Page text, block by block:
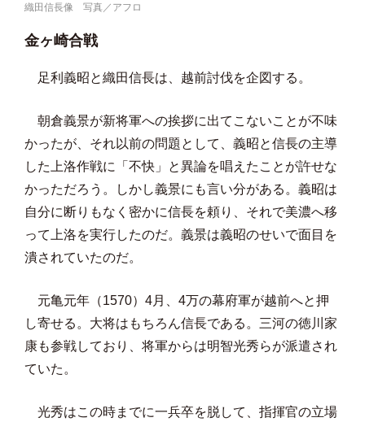
織田信長像 写真／アフロ
金ヶ崎合戦
足利義昭と織田信長は、越前討伐を企図する。
朝倉義景が新将軍への挨拶に出てこないことが不味
かったが、それ以前の問題として、義昭と信長の主導
した上洛作戦に「不快」と異論を唱えたことが許せな
かっただろう。しかし義景にも言い分がある。義昭は
自分に断りもなく密かに信長を頼り、それで美濃へ移
って上洛を実行したのだ。義景は義昭のせいで面目を
潰されていたのだ。
元亀元年（1570）4月、4万の幕府軍が越前へと押
し寄せる。大将はもちろん信長である。三河の徳川家
康も参戦しており、将軍からは明智光秀らが派遣され
ていた。
光秀はこの時までに一兵卒を脱して、指揮官の立場